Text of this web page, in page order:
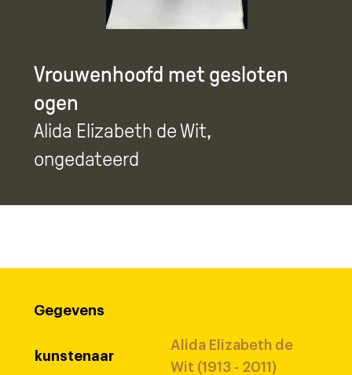
Vrouwenhoofd met gesloten
ogen
Alida Elizabeth de Wit,
ongedateerd
Gegevens
kunstenaar
Alida Elizabeth de
Wit (1913 - 2011)